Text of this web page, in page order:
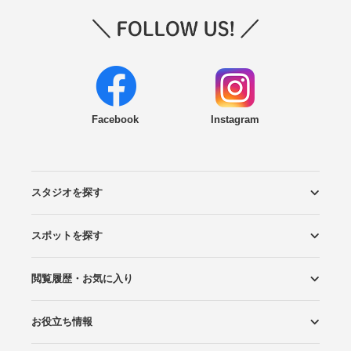
Facebook Instagram
スタジオを探す
エリアから探す
こだわりから探す
NEW PHOTO STYLE
プランから探す
フォトタイプ診断
フォトグラファーから探す
国内リゾートから探す
スポットを探す
ロケーションから探す
スタジオから探す
閲覧履歴・お気に入り
閲覧スタジオ
お気に入り
お役立ち情報